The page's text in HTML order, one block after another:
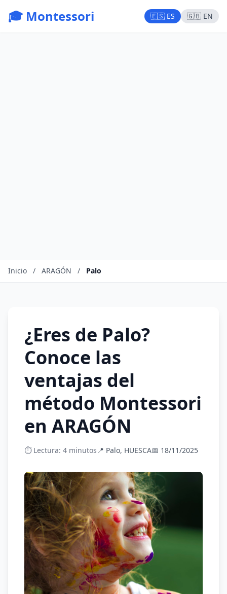
🎓 Montessori 🇪🇸 ES 🇬🇧 EN
Inicio / ARAGÓN / Palo
¿Eres de Palo?
Conoce las
ventajas del
método Montessori
en ARAGÓN
⏱️ Lectura: 4 minutos📍 Palo, HUESCA📅 18/11/2025